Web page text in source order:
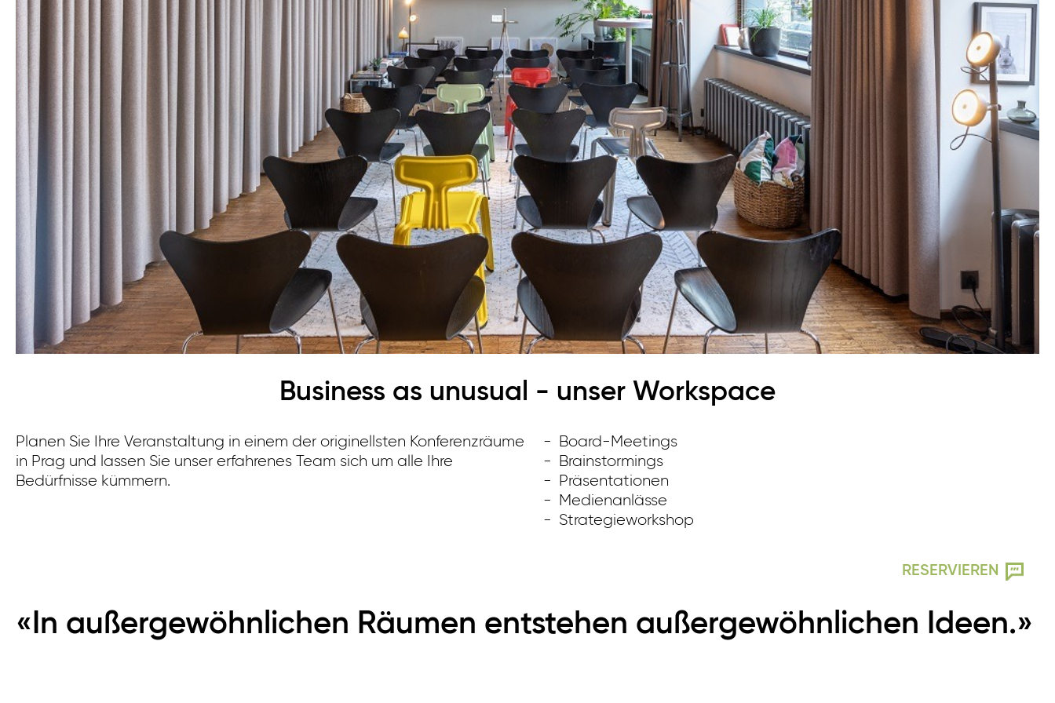
Business as unusual - unser Workspace
Planen Sie Ihre Veranstaltung in einem der originellsten Konferenzräume
in Prag und lassen Sie unser erfahrenes Team sich um alle Ihre
Bedürfnisse kümmern.
Board-Meetings
Brainstormings
Präsentationen
Medienanlässe
Strategieworkshop
RESERVIEREN
«In außergewöhnlichen Räumen entstehen außergewöhnlichen Ideen.»